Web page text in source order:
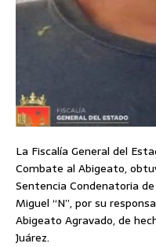
La Fiscalía General del
Combate al Abigeato,
Sentencia Condenatoria
Miguel “N”, por su
Abigeato Agravado, de
Juárez.